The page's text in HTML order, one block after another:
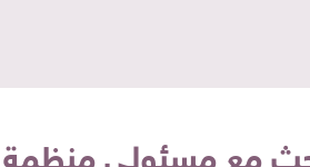
مع مسئولي